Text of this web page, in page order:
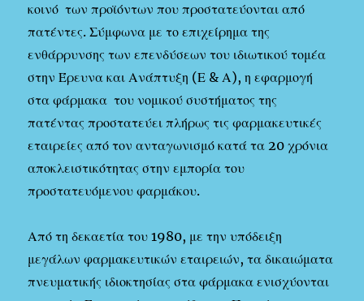
κοινό των προϊόντων που προστατεύονται από
πατέντες. Σύμφωνα με το επιχείρημα της
ενθάρρυνσης των επενδύσεων του ιδιωτικού τομέα
στην Έρευνα και Ανάπτυξη (Ε & Α), η εφαρμογή
στα φάρμακα του νομικού συστήματος της
πατέντας προστατεύει πλήρως τις φαρμακευτικές
εταιρείες από τον ανταγωνισμό κατά τα 20 χρόνια
αποκλειστικότητας στην εμπορία του
προστατευόμενου φαρμάκου.
Από τη δεκαετία του 1980, με την υπόδειξη
μεγάλων φαρμακευτικών εταιρειών, τα δικαιώματα
πνευματικής ιδιοκτησίας στα φάρμακα ενισχύονται